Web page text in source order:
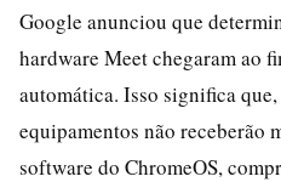
Google anunciou que
hardware Meet chegaram ao
automática. Isso significa
equipamentos não receberão
software do ChromeOS,